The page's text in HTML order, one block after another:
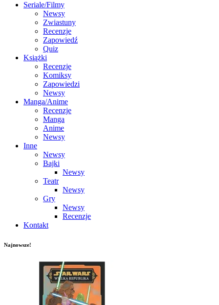
Seriale/Filmy
Newsy
Zwiastuny
Recenzje
Zapowiedź
Quiz
Książki
Recenzje
Komiksy
Zapowiedzi
Newsy
Manga/Anime
Recenzje
Manga
Anime
Newsy
Inne
Newsy
Bajki
Newsy
Teatr
Newsy
Gry
Newsy
Recenzje
Kontakt
Najnowsze!